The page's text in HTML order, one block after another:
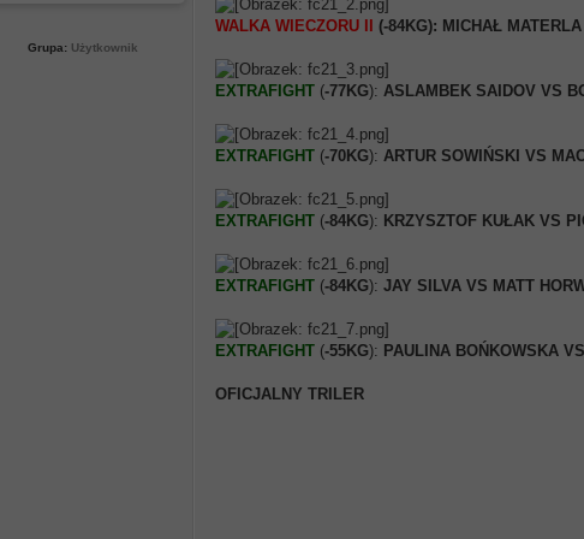
Grupa: Użytkownik
WALKA WIECZORU II (-84KG): MICHAŁ
EXTRAFIGHT (-77KG): ASLAMBEK SAIDOV VS
EXTRAFIGHT (-70KG): ARTUR SOWIŃSKI VS
EXTRAFIGHT (-84KG): KRZYSZTOF KUŁAK VS
EXTRAFIGHT (-84KG): JAY SILVA VS MATT
EXTRAFIGHT (-55KG): PAULINA BOŃKOWSKA
OFICJALNY TRILER